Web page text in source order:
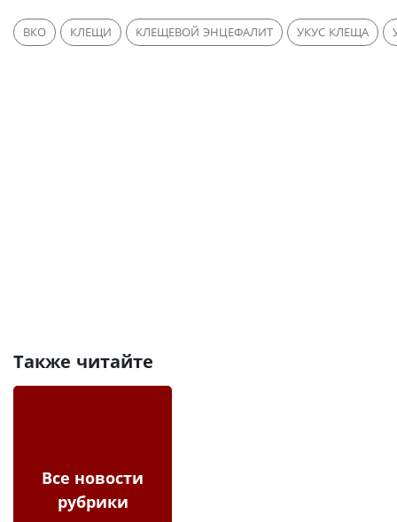
ВКО КЛЕЩИ КЛЕЩЕВОЙ ЭНЦЕФАЛИТ УКУС КЛЕЩА
Также читайте
Все новости
рубрики